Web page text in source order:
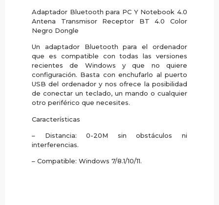
Adaptador Bluetooth para PC Y Notebook 4.0
Antena Transmisor Receptor BT 4.0 Color
Negro Dongle
Un adaptador Bluetooth para el ordenador
que es compatible con todas las versiones
recientes de Windows y que no quiere
configuración. Basta con enchufarlo al puerto
USB del ordenador y nos ofrece la posibilidad
de conectar un teclado, un mando o cualquier
otro periférico que necesites.
Características
– Distancia: 0-20M sin obstáculos ni
interferencias.
– Compatible: Windows 7/8.1/10/11.